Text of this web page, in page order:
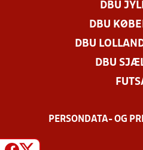
DBU
DBU
DBU
DBU
PERSONDATA- OG